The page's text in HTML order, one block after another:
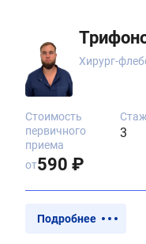
Хирург-
Стаж
3
Стоимость
первичного
приема
от590 ₽
Подробнее